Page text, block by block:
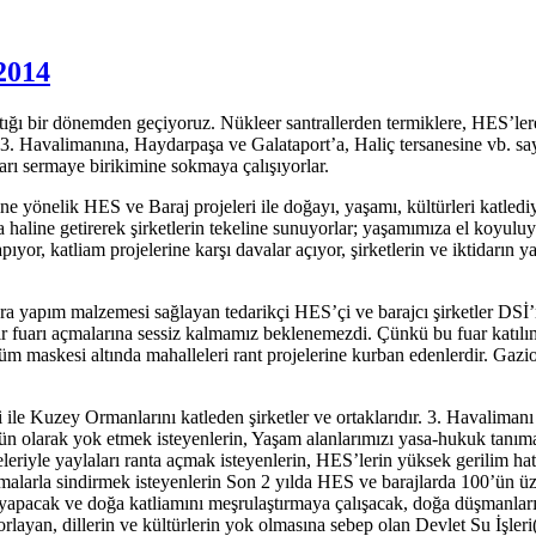
bir dönemden geçiyoruz. Nükleer santrallerden termiklere,
Haydarpaşa ve Galataport’a, Haliç tersanesine vb.
sermaye birikimine sokmaya çalışıyorlar.
HES ve Baraj projeleri ile doğayı, yaşamı, kültürleri
getirerek şirketlerin tekeline sunuyorlar; yaşamımıza el
katliam projelerine karşı davalar açıyor, şirketlerin ve iktidarın
malzemesi sağlayan tedarikçi HES’çi ve barajcı şirketler
açmalarına sessiz kalmamız beklenemezdi. Çünkü bu fuar
altında mahalleleri rant projelerine kurban edenlerdir.
Kuzey Ormanlarını katleden şirketler ve ortaklarıdır. 3.
yok etmek isteyenlerin, Yaşam alanlarımızı yasa-hukuk
yaylaları ranta açmak isteyenlerin, HES’lerin yüksek gerilim
sindirmek isteyenlerin Son 2 yılda HES ve barajlarda
ve doğa katliamını meşrulaştırmaya çalışacak, doğa
dillerin ve kültürlerin yok olmasına sebep olan Devlet Su